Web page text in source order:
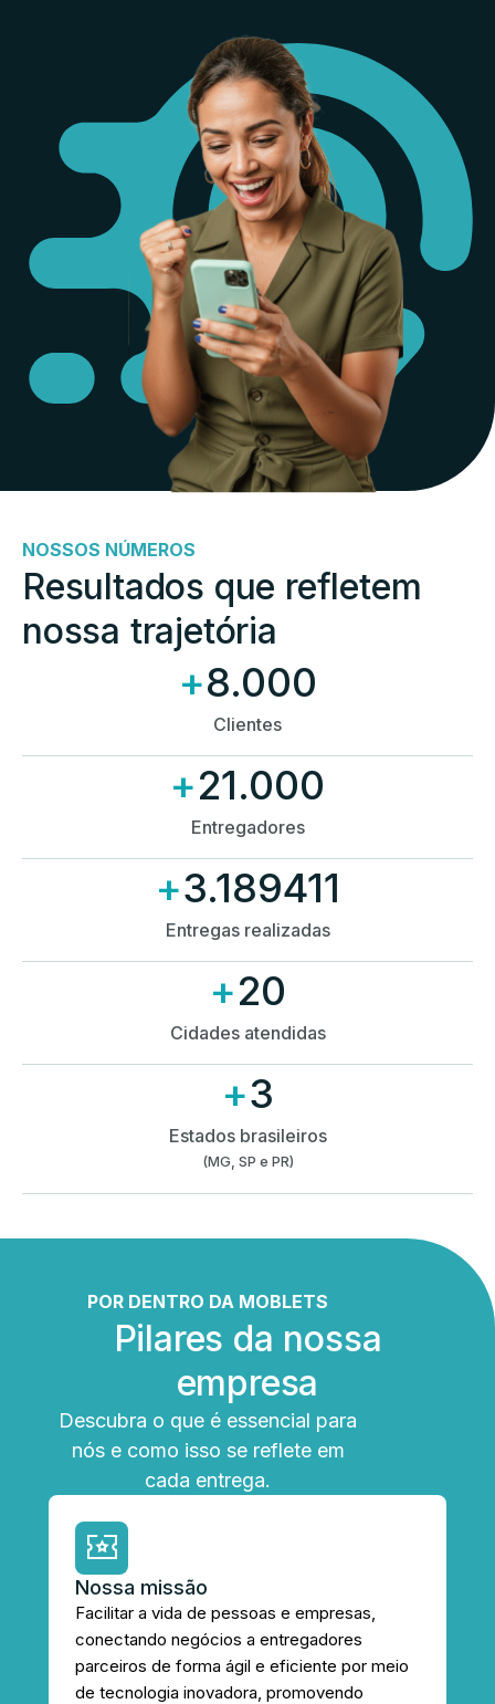
NOSSOS NÚMEROS
Resultados que refletem
nossa trajetória
Clientes
+8.000
Entregadores
+21.000
Entregas realizadas
+3.189411
Cidades atendidas
+20
Estados brasileiros
(MG, SP e PR)
+3
POR DENTRO DA MOBLETS
Pilares da nossa
empresa
Descubra o que é essencial para
nós e como isso se reflete em
cada entrega.
Nossa missão
Facilitar a vida de pessoas e empresas,
conectando negócios a entregadores
parceiros de forma ágil e eficiente por meio
de tecnologia inovadora, promovendo